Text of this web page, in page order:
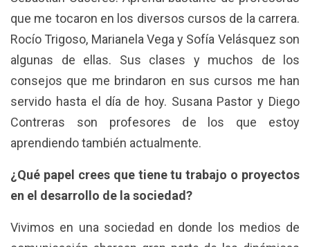
que me tocaron en los diversos cursos de la carrera.
Rocío Trigoso, Marianela Vega y Sofía Velásquez son
algunas de ellas. Sus clases y muchos de los
consejos que me brindaron en sus cursos me han
servido hasta el día de hoy. Susana Pastor y Diego
Contreras son profesores de los que estoy
aprendiendo también actualmente.
¿Qué papel crees que tiene tu trabajo o proyectos
en el desarrollo de la sociedad?
Vivimos en una sociedad en donde los medios de